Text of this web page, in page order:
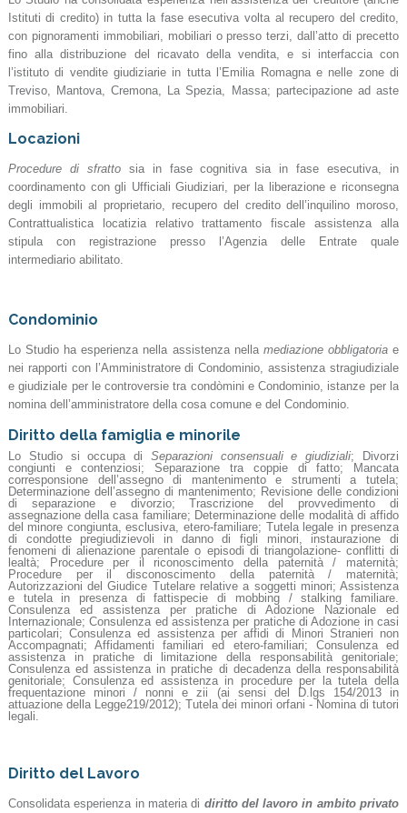
Istituti di credito) in tutta la fase esecutiva volta al recupero del credito,
con pignoramenti immobiliari, mobiliari o presso terzi, dall’atto di precetto
fino alla distribuzione del ricavato della vendita, e si interfaccia con
l’istituto di vendite giudiziarie in tutta l’Emilia Romagna e nelle zone di
Treviso, Mantova, Cremona, La Spezia, Massa; partecipazione ad aste
immobiliari.
Locazioni
Procedure di sfrattosia in fase cognitiva sia in fase esecutiva, in
coordinamento con gli Ufficiali Giudiziari, per la liberazione e riconsegna
degli immobili al proprietario, recupero del credito dell’inquilino moroso,
Contrattualistica locatizia relativo trattamento fiscale assistenza alla
stipula con registrazione presso l’Agenzia delle Entrate quale
intermediario abilitato.
Condominio
Lo Studio ha esperienza nella assistenza nella mediazione obbligatoriae
nei rapporti con l’Amministratore di Condominio, assistenza stragiudiziale
e giudiziale per le controversie tra condòmini e Condominio, istanze per la
nomina dell’amministratore della cosa comune e del Condominio.
Diritto della famiglia e minorile
Lo Studio si occupa di Separazioni consensuali e giudiziali; Divorzi
congiunti e contenziosi; Separazione tra coppie di fatto; Mancata
corresponsione dell’assegno di mantenimento e strumenti a tutela;
Determinazione dell’assegno di mantenimento; Revisione delle condizioni
di separazione e divorzio; Trascrizione del provvedimento di
assegnazione della casa familiare; Determinazione delle modalità di affido
del minore congiunta, esclusiva, etero-familiare; Tutela legale in presenza
di condotte pregiudizievoli in danno di figli minori, instaurazione di
fenomeni di alienazione parentale o episodi di triangolazione- conflitti di
lealtà; Procedure per il riconoscimento della paternità / maternità;
Procedure per il disconoscimento della paternità / maternità;
Autorizzazioni del Giudice Tutelare relative a soggetti minori; Assistenza
e tutela in presenza di fattispecie di mobbing / stalking familiare.
Consulenza ed assistenza per pratiche di Adozione Nazionale ed
Internazionale; Consulenza ed assistenza per pratiche di Adozione in casi
particolari; Consulenza ed assistenza per affidi di Minori Stranieri non
Accompagnati; Affidamenti familiari ed etero-familiari; Consulenza ed
assistenza in pratiche di limitazione della responsabilità genitoriale;
Consulenza ed assistenza in pratiche di decadenza della responsabilità
genitoriale; Consulenza ed assistenza in procedure per la tutela della
frequentazione minori / nonni e zii (ai sensi del D.lgs 154/2013 in
attuazione della Legge219/2012); Tutela dei minori orfani - Nomina di tutori
legali.
Diritto del Lavoro
Consolidata esperienza in materia di diritto del lavoro in ambito privato